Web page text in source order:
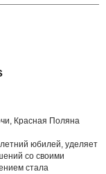
Красная Поляна
юбилей, уделяет
со своими
стала